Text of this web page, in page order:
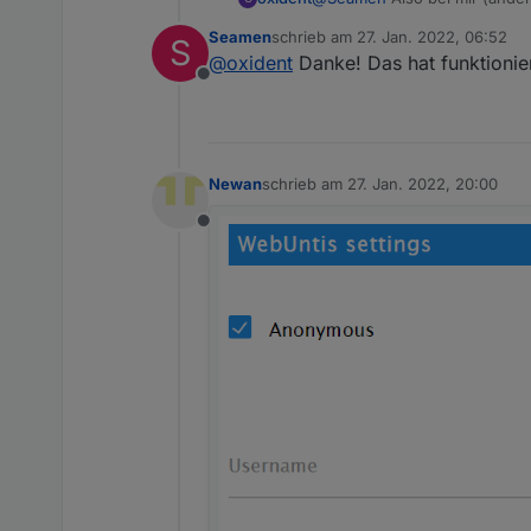
S
Offline
Seamenschrieb am 27. Jan. 2022, 06:52
zuletzt editiert von
@oxident Danke! Das hat
Offline
Newanschrieb am 27. Jan. 2022, 20:00
zuletzt editiert von